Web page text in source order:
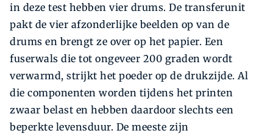
in deze test hebben vier drums. De transferunit
pakt de vier afzonderlijke beelden op van de
drums en brengt ze over op het papier. Een
fuserwals die tot ongeveer 200 graden wordt
verwarmd, strijkt het poeder op de drukzijde. Al
die componenten worden tijdens het printen
zwaar belast en hebben daardoor slechts een
beperkte levensduur. De meeste zijn